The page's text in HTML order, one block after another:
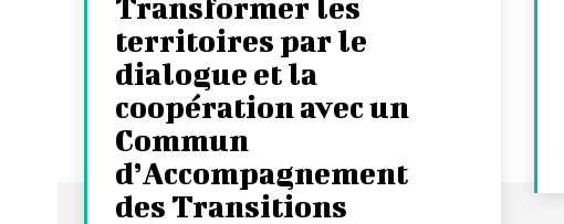
Transformer les
territoires par le
dialogue et la
coopération avec un
Commun
d’Accompagnement
des Transitions